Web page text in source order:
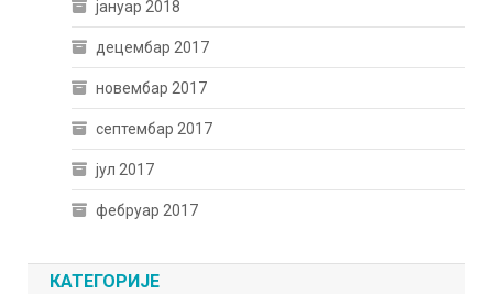
јануар 2018
децембар 2017
новембар 2017
септембар 2017
јул 2017
фебруар 2017
КАТЕГОРИЈЕ